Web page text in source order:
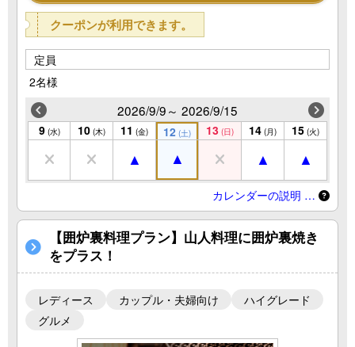
クーポンが利用できます。
定員
2名様
2026/9/9～ 2026/9/15
9 (水) 10 (木) 11 (金) 12 (土) 13 (日) 14 (月) 15 (火)
カレンダーの説明 …
【囲炉裏料理プラン】山人料理に囲炉裏焼き
をプラス！
レディース カップル・夫婦向け
ハイグレード
グルメ